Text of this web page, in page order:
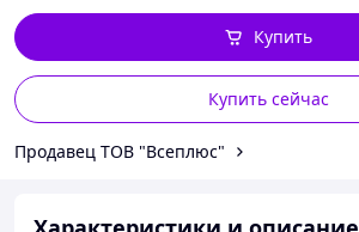
Купить сейчас
Купить
Продавец ТОВ "Всеплюс"